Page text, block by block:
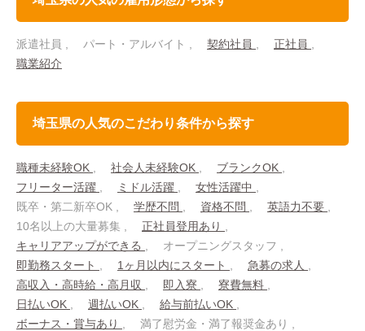
派遣社員 パート・アルバイト 契約社員
正社員
職業紹介
埼玉県の人気のこだわり条件から探す
職種未経験OK 社会人未経験OK
ブランクOK
フリーター活躍
ミドル活躍
女性活躍中
既卒・第二新卒OK
学歴不問 資格不問
英語力不要
10名以上の大量募集
正社員登用あり
キャリアアップができる
オープニングスタッフ
即勤務スタート
1ヶ月以内にスタート
急募の求人
高収入・高時給・高月収
即入寮
寮費無料
日払いOK
週払いOK
給与前払いOK
ボーナス・賞与あり
満了慰労金・満了報奨金あり